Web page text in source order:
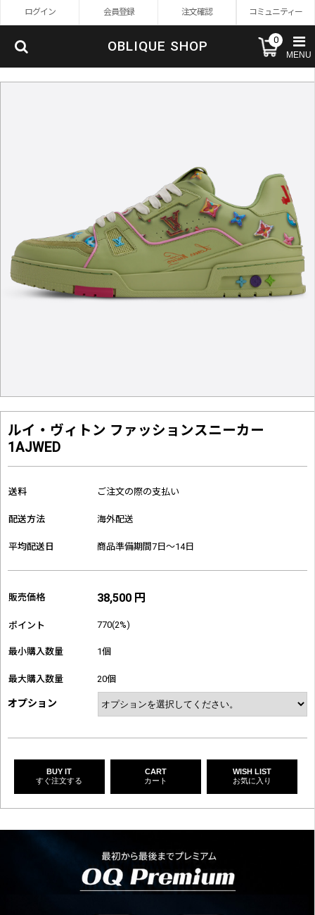
ログイン 会員登録 注文確認 コミュニティー
OBLIQUE SHOP 0
MENU
ルイ・ヴィトン ファッションスニーカー
1AJWED
送料 ご注文の際の支払い
配送方法 海外配送
平均配送日 商品準備期間7日～14日
販売価格 38,500 円
ポイント 770(2%)
最小購入数量 1個
最大購入数量 20個
オプション
BUY IT
すぐ注文する
CART
カート
WISH LIST
お気に入り